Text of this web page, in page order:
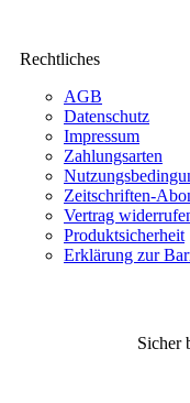
Rechtliches
AGB
Datenschutz
Impressum
Zahlungsarten
Zeitschriften-
Vertrag
Produktsicherheit
Erklärung zur
Sicher